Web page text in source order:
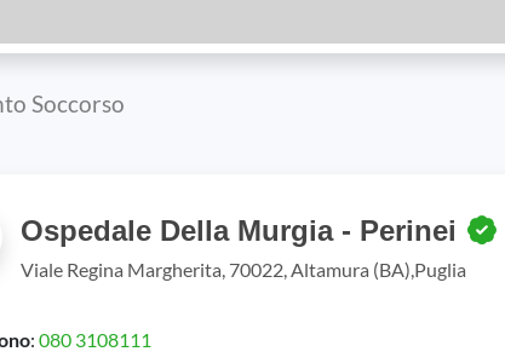
Soccorso
Ospedale Della Murgia - Perinei
Viale Regina Margherita, 70022, Altamura (BA),Puglia
: 080 3108111